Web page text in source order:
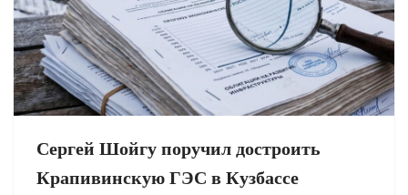
Сергей Шойгу поручил достроить
Крапивинскую ГЭС в Кузбассе